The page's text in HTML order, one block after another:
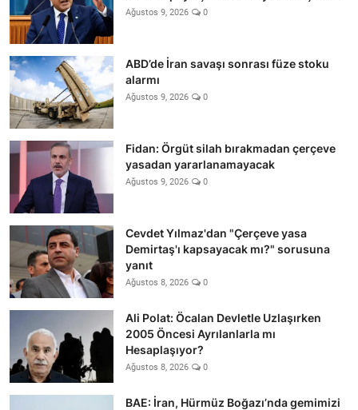
Ağustos 9, 2026 0
ABD’de İran savaşı sonrası füze stoku
alarmı
Ağustos 9, 2026 0
Fidan: Örgüt silah bırakmadan çerçeve
yasadan yararlanamayacak
Ağustos 9, 2026 0
Cevdet Yılmaz'dan "Çerçeve yasa
Demirtaş'ı kapsayacak mı?" sorusuna
yanıt
Ağustos 8, 2026 0
Ali Polat: Öcalan Devletle Uzlaşırken
2005 Öncesi Ayrılanlarla mı
Hesaplaşıyor?
Ağustos 8, 2026 0
BAE: İran, Hürmüz Boğazı’nda gemimizi